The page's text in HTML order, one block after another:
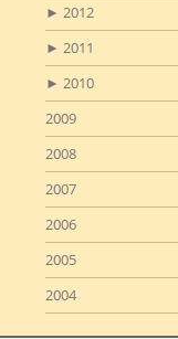
► 2012
► 2011
► 2010
2009
2008
2007
2006
2005
2004